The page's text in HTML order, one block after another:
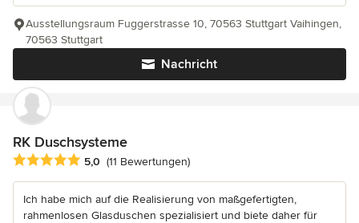
Nachricht
Ausstellungsraum Fuggerstrasse 10, 70563 Stuttgart Vaihingen,
70563 Stuttgart
RK Duschsysteme
Durchschnittliche Bewertung: 5 von 5 Sternen
5,0 (11 Bewertungen)
Ich habe mich auf die Realisierung von maßgefertigten,
rahmenlosen Glasduschen spezialisiert und biete daher für